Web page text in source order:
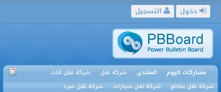
التسجيل دخول
مشاركات اليوم المنتدى شركة نقل
شركة نقل اثاث
شركة نقل بضائع
شركة نقل سيارات
شركة نقل مبرد